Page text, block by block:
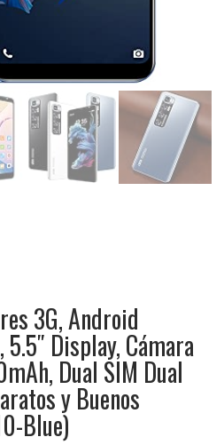
3G, Android
Display, Cámara
Dual SIM Dual
y Buenos
Blue)